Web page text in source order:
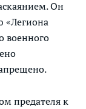
Он
«Легиона
военного
предателя к